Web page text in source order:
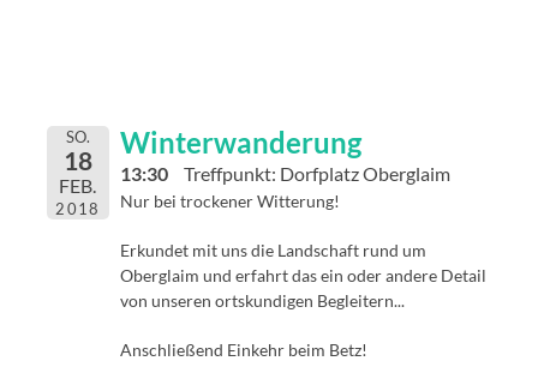
SO.
18
FEB.
2018
Winterwanderung
13:30 Treffpunkt: Dorfplatz Oberglaim
Nur bei trockener Witterung!
Erkundet mit uns die Landschaft rund um
Oberglaim und erfahrt das ein oder andere Detail
von unseren ortskundigen Begleitern...
Anschließend Einkehr beim Betz!